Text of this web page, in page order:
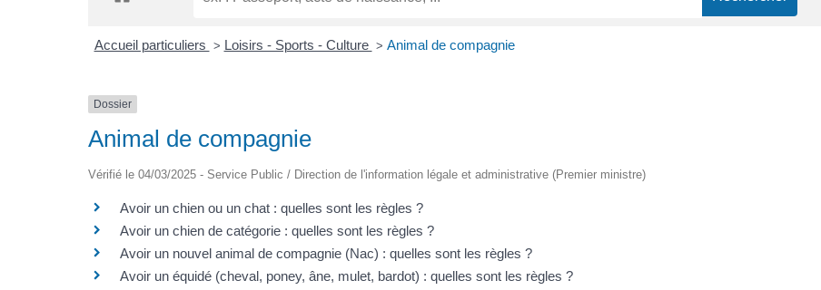
Accueil particuliers > Loisirs - Sports - Culture > Animal de compagnie
Dossier
Animal de compagnie
Vérifié le 04/03/2025 - Service Public / Direction de l'information légale et administrative (Premier ministre)
Avoir un chien ou un chat : quelles sont les règles ?
Avoir un chien de catégorie : quelles sont les règles ?
Avoir un nouvel animal de compagnie (Nac) : quelles sont les règles ?
Avoir un équidé (cheval, poney, âne, mulet, bardot) : quelles sont les règles ?